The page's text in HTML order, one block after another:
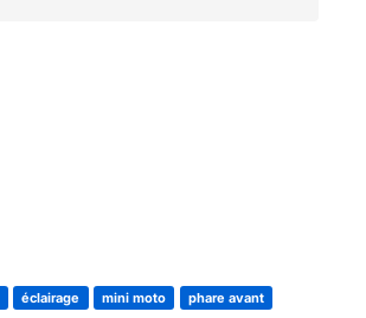
éclairage mini moto
phare avant